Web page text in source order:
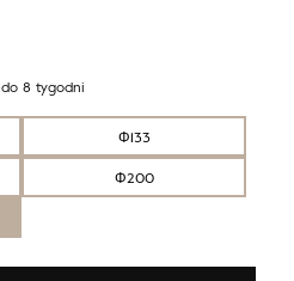
Φ133
Φ200
do 8 tygodni